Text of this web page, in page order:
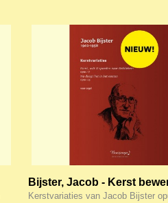
Bijster, Jacob - Kerst
Nu daagt het in het Oosten
Kerstvariaties van Jacob Bijster